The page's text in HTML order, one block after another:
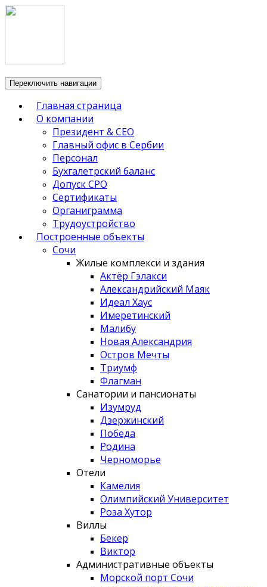
Переключить навигации
Главная страница
О компании
Президент & CEO
Главный офис в Сербии
Персонал
Бухгалетрский баланс
Допуск СРО
Сертификаты
Органиграмма
Трудоустройство
Построенные объекты
Сочи
Жилые комплекси и здания
Актёр Гэлакси
Александрийский Маяк
Идеал Хаус
Имеретинский
Малибу
Новая Александрия
Остров Мечты
Триумф
Флагман
Санатории и пансионаты
Изумруд
Дзержинский
Победа
Родина
Черноморье
Отели
Камелия
Олимпийский Университет
Роза Хутор
Виллы
Бекер
Виктор
Административные объекты
Морской порт Сочи